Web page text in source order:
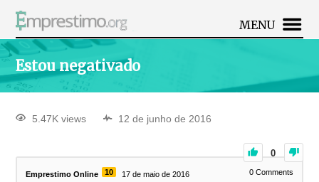
MENU
Estou negativado
5.47K views 12 de junho de 2016
0
Emprestimo Online 10 17 de maio de 2016 0Comments